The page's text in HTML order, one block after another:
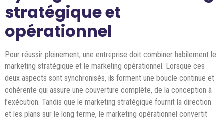
stratégique et
opérationnel
Pour réussir pleinement, une entreprise doit combiner habilement le
marketing stratégique et le marketing opérationnel. Lorsque ces
deux aspects sont synchronisés, ils forment une boucle continue et
cohérente qui assure une couverture complète, de la conception à
l’exécution. Tandis que le marketing stratégique fournit la direction
et les plans sur le long terme, le marketing opérationnel convertit